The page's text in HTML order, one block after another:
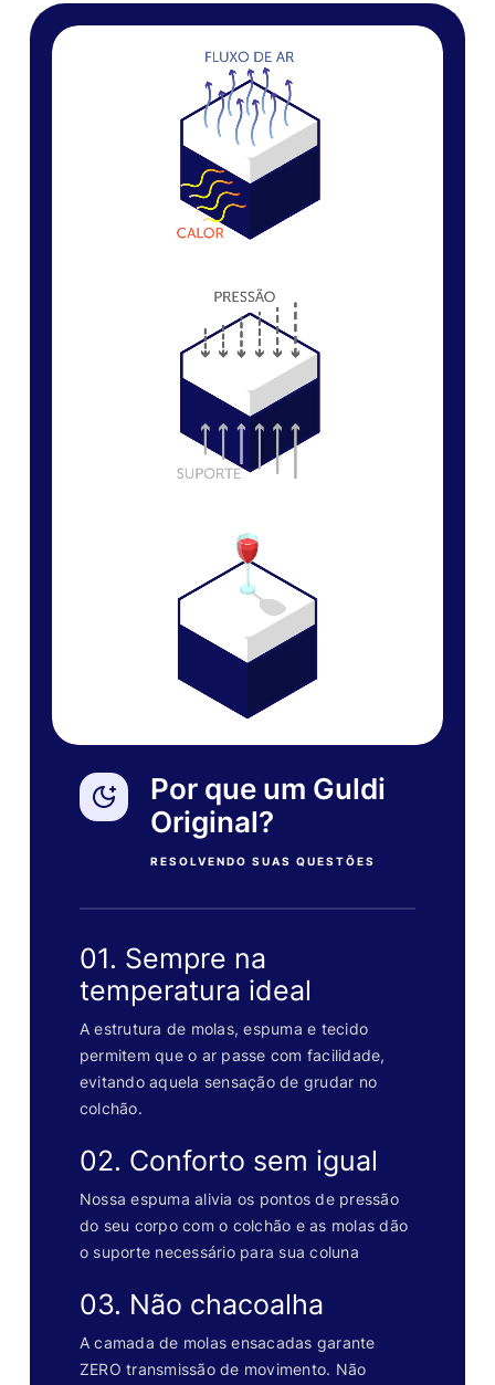
Por que um Guldi
Original?
RESOLVENDO SUAS QUESTÕES
01. Sempre na
temperatura ideal
A estrutura de molas, espuma e tecido
permitem que o ar passe com facilidade,
evitando aquela sensação de grudar no
colchão.
02. Conforto sem igual
Nossa espuma alivia os pontos de pressão
do seu corpo com o colchão e as molas dão
o suporte necessário para sua coluna
03. Não chacoalha
A camada de molas ensacadas garante
ZERO transmissão de movimento. Não